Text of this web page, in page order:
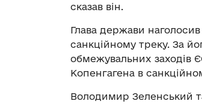
сказав він.
Глава держави
санкційному треку. За
обмежувальних заходів
Копенгагена в
Володимир Зеленський